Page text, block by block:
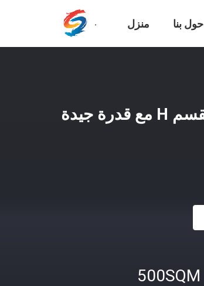
منزل حول بنا
مستودع تخزين هيكل فولاذي مقسم H مع قدرة جيدة
500SQM